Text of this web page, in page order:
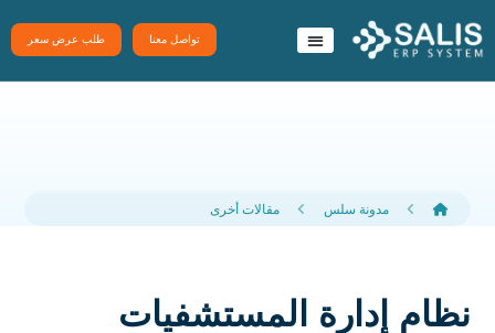
تواصل معنا طلب عرض سعر
مدونة سلس مقالات أخرى
نظام إدارة المستشفيات